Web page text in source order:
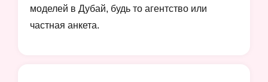
моделей в Дубай, будь то агентство или
частная анкета.